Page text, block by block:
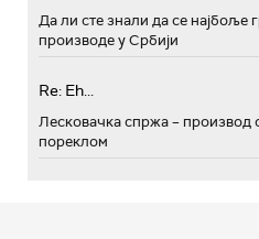
Да ли сте знали да се најбоље
производе у Србији
Re: Eh...
Лесковачка спржа – производ
пореклом